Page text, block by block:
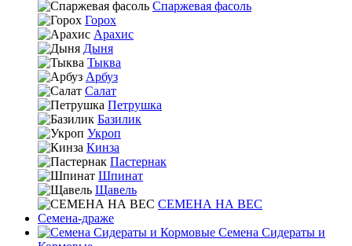
Спаржевая фасоль
Горох
Арахис
Дыня
Тыква
Арбуз
Салат
Петрушка
Базилик
Укроп
Кинза
Пастернак
Шпинат
Щавель
СЕМЕНА НА ВЕС
Семена-драже
Семена Сидераты и